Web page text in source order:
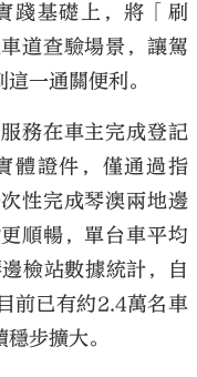
踐基礎上，將「刷
道查驗場景，讓駕
一通關便利。
務在車主完成登記
體證件，僅通過指
性完成琴澳兩地邊
順暢，單台車平均
檢站數據統計，自
前已有約2.4萬名車
步擴大。